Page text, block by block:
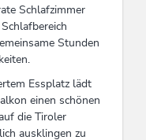
Schlafzimmer
Stunden
Essplatz lädt
einen schönen
die Tiroler
ausklingen zu